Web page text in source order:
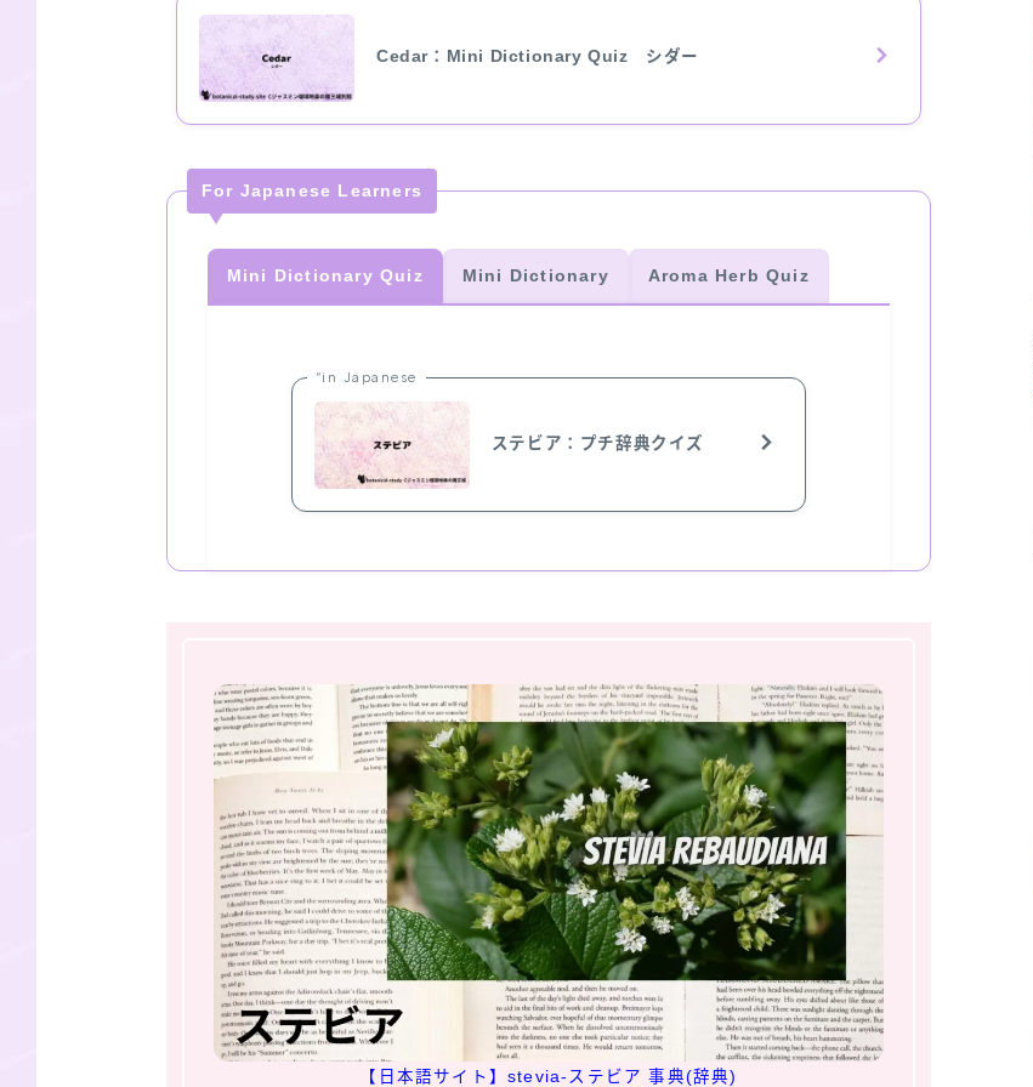
Cedar：Mini Dictionary Quiz シダー
For Japanese Learners
Mini Dictionary Quiz Mini Dictionary Aroma Herb Quiz
“in Japanese
ステビア：プチ辞典クイズ
【日本語サイト】stevia-ステビア 事典(辞典)